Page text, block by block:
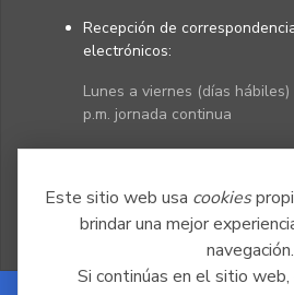
Este sitio web usa cookies
brindar una mejor
navegación.
Si continúas en el sitio
Recepción de
electrónicos:
Lunes a viernes (días
p.m. jornada continua